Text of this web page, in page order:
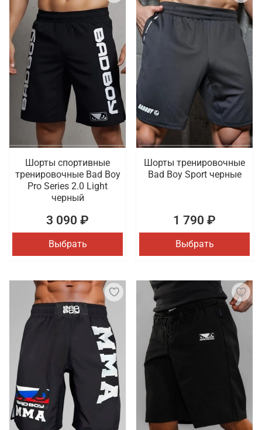
Шорты спортивные
тренировочные Bad Boy
Pro Series 2.0 Light
черный
3 090 ₽
Выбрать
Шорты тренировочные
Bad Boy Sport черные
1 790 ₽
Выбрать